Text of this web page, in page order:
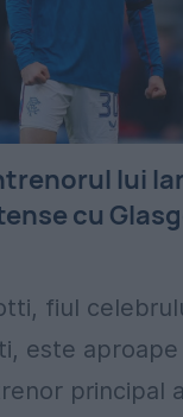
lui
cu
fiul
este
principal